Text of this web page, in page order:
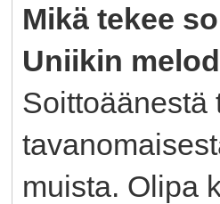
Mikä tekee
Uniikin
Soittoäänestä
muista. Olipa